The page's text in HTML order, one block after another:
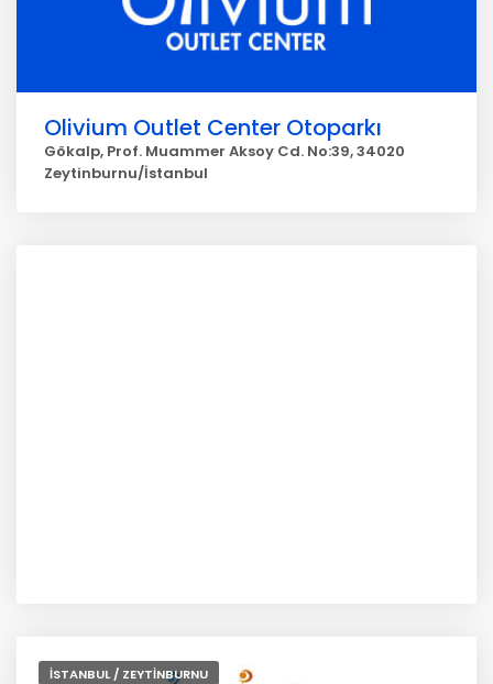
Olivium Outlet Center Otoparkı
Gökalp, Prof. Muammer Aksoy Cd. No:39, 34020
Zeytinburnu/İstanbul
İSTANBUL / ZEYTİNBURNU